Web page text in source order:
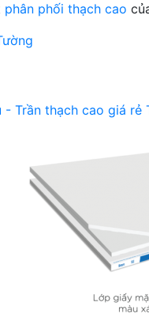
phân phối thạch cao
Trần thạch cao giá rẻ